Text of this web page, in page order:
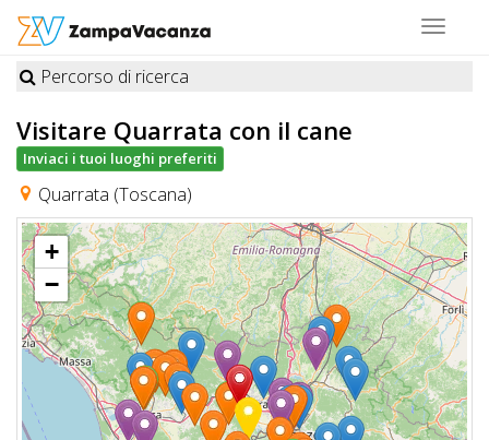
Toggle
STRUTTURE
A
DOG
LUOGHI
A
DOG
Percorso di ricerca
Visitare Quarrata con il cane
Inviaci i tuoi luoghi preferiti
Quarrata (Toscana)
+
−